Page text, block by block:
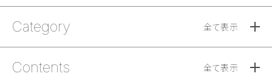
Category 全て表示
Contents 全て表示